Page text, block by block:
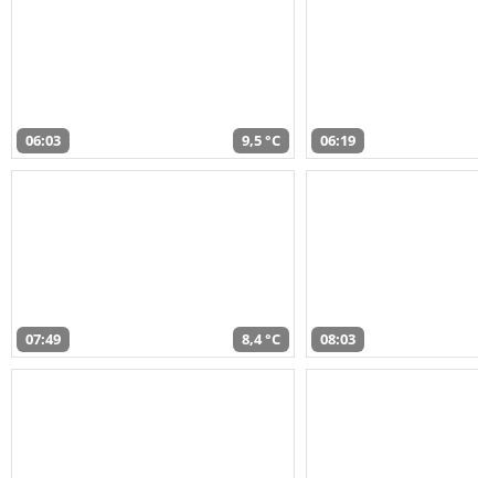
06:03 9,5 °C 06:19
07:49 8,4 °C 08:03